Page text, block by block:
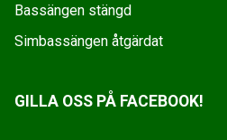
Bassängen stängd
Simbassängen åtgärdat
GILLA OSS PÅ FACEBOOK!